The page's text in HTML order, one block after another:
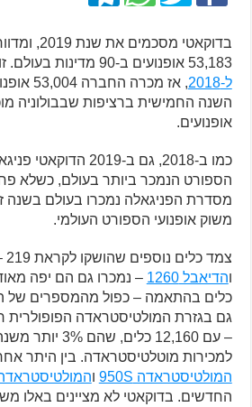
בדוקאטי
53,183 אופנועים ב-90 מדינות בעולם. זוהי עלייה קלה
ל-2018
, אז מכרה
אופנועים.
כמו ב-2018, גם ב-2019
משוק אופנועי הספורט העולמי.
צמד כלים נוספים שהושקו לקראת 219 –
והדיאבל 1260
כלים בהתאמה – כפול מהמספרים של
גם בגזרת המולטיסטראדה הפופולרית
– עם 12,160
למכירות מוטלטיסטראדה. בין היתר
המולטיסטראדה 950S
והמולטיסטראדה 1260
החדשים. בדוקאטי לא מציינים באלו